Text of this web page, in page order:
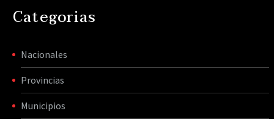
Categorias
Nacionales
Provincias
Municipios